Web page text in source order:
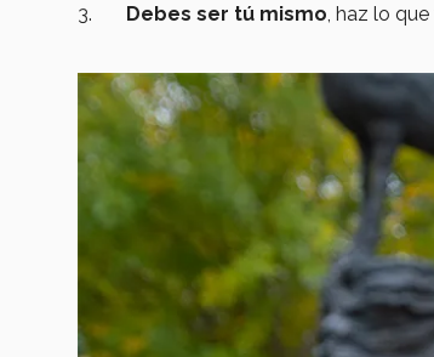
3.
Debes ser tú mismo, haz lo